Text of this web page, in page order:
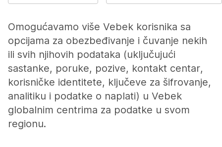
Omogućavamo više Vebek korisnika sa
opcijama za obezbeđivanje i čuvanje nekih
ili svih njihovih podataka (uključujući
sastanke, poruke, pozive, kontakt centar,
korisničke identitete, ključeve za šifrovanje,
analitiku i podatke o naplati) u Vebek
globalnim centrima za podatke u svom
regionu.